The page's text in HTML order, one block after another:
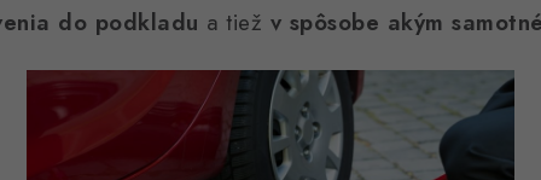
do podkladu a tiež v spôsobe akým